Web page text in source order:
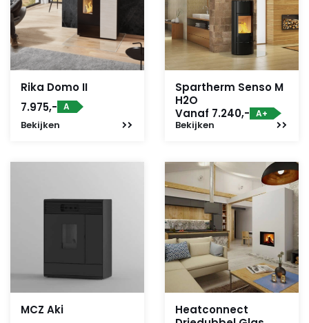
Rika Domo II
7.975,- A
Bekijken
Spartherm Senso M
H2O
Vanaf 7.240,- A+
Bekijken
MCZ Aki
Heatconnect